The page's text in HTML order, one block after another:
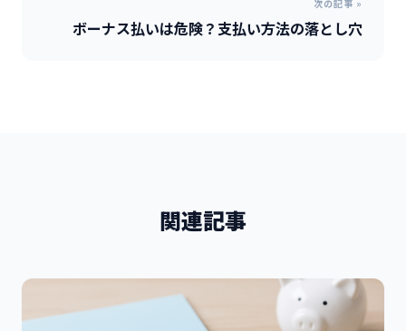
次の記事 »
ボーナス払いは危険？支払い方法の落とし穴
関連記事